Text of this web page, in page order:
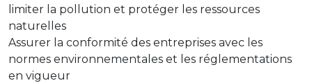
limiter la pollution et protéger les ressources
naturelles
Assurer la conformité des entreprises avec les
normes environnementales et les réglementations
en vigueur